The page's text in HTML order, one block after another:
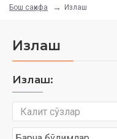
Бош саҳифа Излаш
Излаш
Излаш: